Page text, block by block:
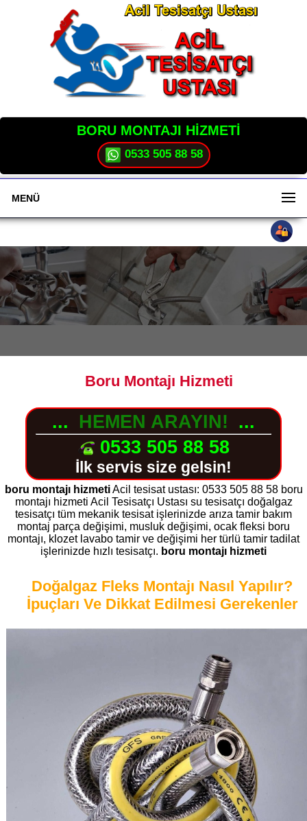
BORU MONTAJI HİZMETİ
0533 505 88 58
MENÜ
Boru Montajı Hizmeti
... HEMEN ARAYIN! ...
0533 505 88 58
İlk servis size gelsin!
boru montajı hizmetiAcil tesisat ustası: 0533 505 88 58 boru
montajı hizmeti Acil Tesisatçı Ustası su tesisatçı doğalgaz
tesisatçı tüm mekanik tesisat işlerinizde arıza tamir bakım
montaj parça değişimi, musluk değişimi, ocak fleksi boru
montajı, klozet lavabo tamir ve değişimi her türlü tamir tadilat
işlerinizde hızlı tesisatçı. boru montajı hizmeti
Doğalgaz Fleks Montajı Nasıl Yapılır?
İpuçları Ve Dikkat Edilmesi Gerekenler